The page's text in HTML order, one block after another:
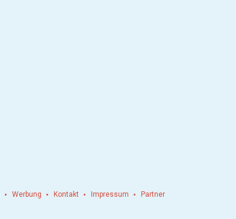
Werbung Kontakt Impressum Partner